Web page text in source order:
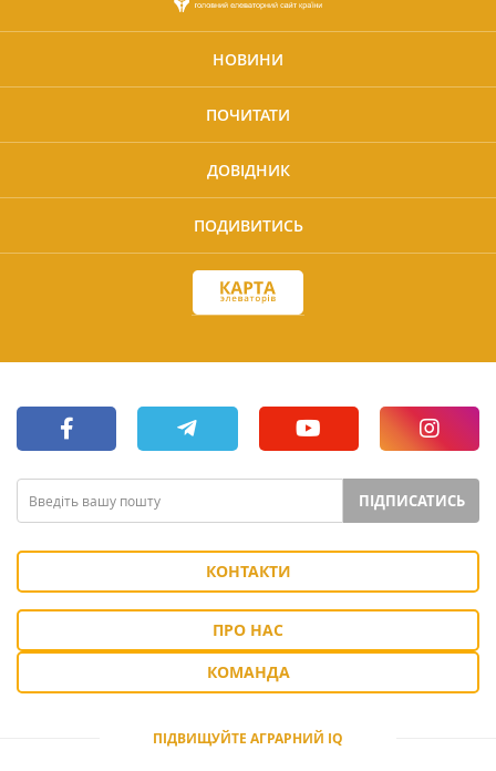
НОВИНИ
ПОЧИТАТИ
ДОВІДНИК
ПОДИВИТИСЬ
ПІДПИСАТИСЬ
КОНТАКТИ
ПРО НАС
КОМАНДА
ПІДВИЩУЙТЕ АГРАРНИЙ IQ